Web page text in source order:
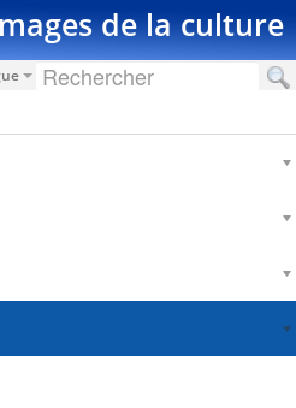
de la culture